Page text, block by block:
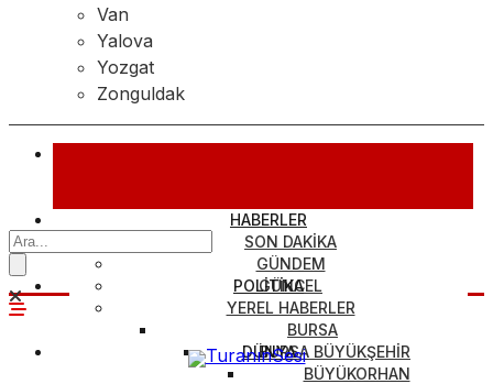
Van
Yalova
Yozgat
Zonguldak
HABERLER
SON DAKİKA
GÜNDEM
GÜNCEL
YEREL HABERLER
BURSA
BURSA BÜYÜKŞEHİR
BÜYÜKORHAN
POLİTİKA
DÜNYA